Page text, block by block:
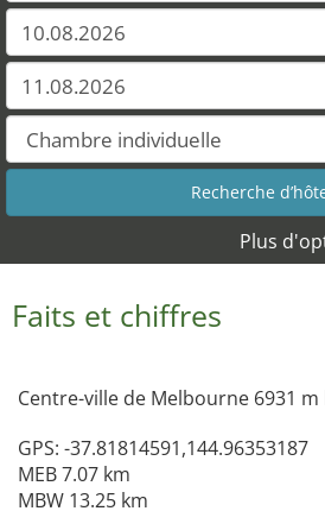
Plus
Faits et chiffres
Centre-ville de Melbourne 6931
GPS: -37.81814591,144.96353187
MEB 7.07 km
MBW 13.25 km